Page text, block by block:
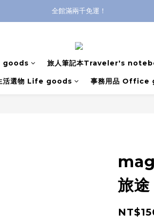
全館滿兩千免運！
登入購買，立即接收出貨通知
全館滿兩千免運！
goods 旅人筆記本Traveler's
活選物 Life goods 事務用品 Office
旅途